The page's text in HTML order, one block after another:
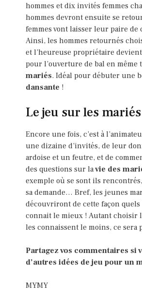
hommes et dix invités femmes
hommes devront ensuite se
femmes vont laisser leur paire de
Ainsi, les hommes retournés
et l’heureuse propriétaire
pour l’ouverture de bal en même
mariés. Idéal pour débuter une
dansante !
Le jeu sur les
Encore une fois, c’est à
une dizaine d’invités, de leur
ardoise et un feutre, et de
des questions sur lavie des
exemple où se sont ils
sa demande… Bref, les jeunes
découvriront de cette façon
connait le mieux ! Autant choisir
les connaissent le moins, ce sera
Partagez vos commentaires si
d’autres idées de jeu pour un
MYMY